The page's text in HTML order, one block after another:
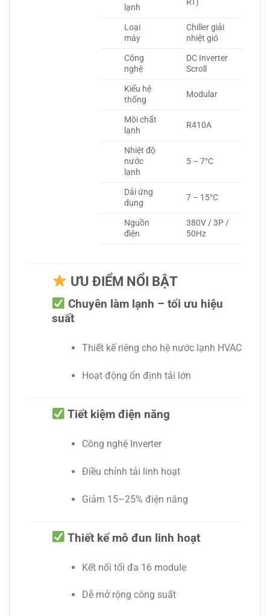
lạnh
RT)
Loại
máy
Chiller giải
nhiệt gió
Công
nghệ
DC Inverter
Scroll
Kiểu hệ
thống
Modular
Môi chất
lạnh
R410A
Nhiệt độ
nước
lạnh
5 – 7°C
Dải ứng
dụng
7 – 15°C
Nguồn
điện
380V / 3P /
50Hz
ƯU ĐIỂM NỔI BẬT
Chuyên làm lạnh – tối ưu hiệu
suất
Thiết kế riêng cho hệ nước lạnh HVAC
Hoạt động ổn định tải lớn
Tiết kiệm điện năng
Công nghệ Inverter
Điều chỉnh tải linh hoạt
Giảm 15–25% điện năng
Thiết kế mô đun linh hoạt
Kết nối tối đa 16 module
Dễ mở rộng công suất